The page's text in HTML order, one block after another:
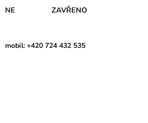
NE ZAVŘENO
mobil: +420 724 432 535